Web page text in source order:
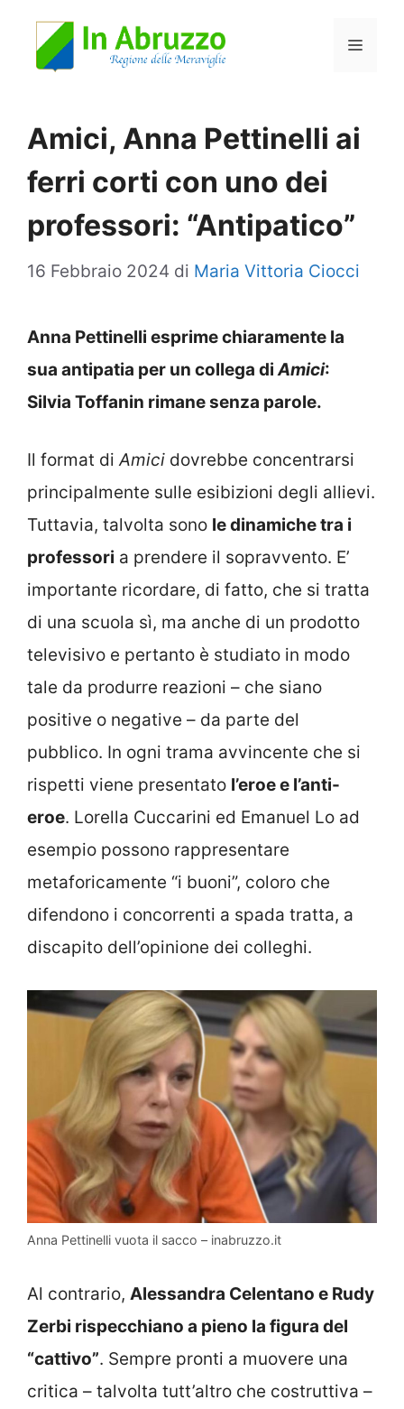
Menu
Amici, Anna Pettinelli ai
ferri corti con uno dei
professori: “Antipatico”
16 Febbraio 2024 di Maria Vittoria Ciocci
Anna Pettinelli esprime chiaramente la
sua antipatia per un collega di Amici:
Silvia Toffanin rimane senza parole.
Il format diAmici dovrebbe concentrarsi
principalmente sulle esibizioni degli allievi.
Tuttavia, talvolta sono le dinamiche tra i
professori a prendere il sopravvento. E’
importante ricordare, di fatto, che si tratta
di una scuola sì, ma anche di un prodotto
televisivo e pertanto è studiato in modo
tale da produrre reazioni – che siano
positive o negative – da parte del
pubblico. In ogni trama avvincente che si
rispetti viene presentato l’eroe e l’anti-
eroe. Lorella Cuccarini ed Emanuel Lo ad
esempio possono rappresentare
metaforicamente “i buoni”, coloro che
difendono i concorrenti a spada tratta, a
discapito dell’opinione dei colleghi.
Anna Pettinelli vuota il sacco – inabruzzo.it
Al contrario, Alessandra Celentano e Rudy
Zerbi rispecchiano a pieno la figura del
“cattivo”. Sempre pronti a muovere una
critica – talvolta tutt’altro che costruttiva –